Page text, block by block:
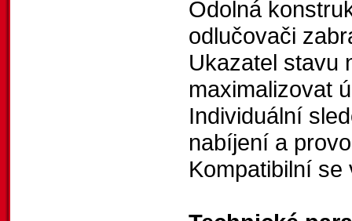
Odolná
odlučovači
Ukazatel stavu
maximalizovat
Individuální
nabíjení a
Kompatibilní